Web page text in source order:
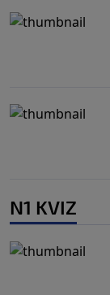
N1 KVIZ